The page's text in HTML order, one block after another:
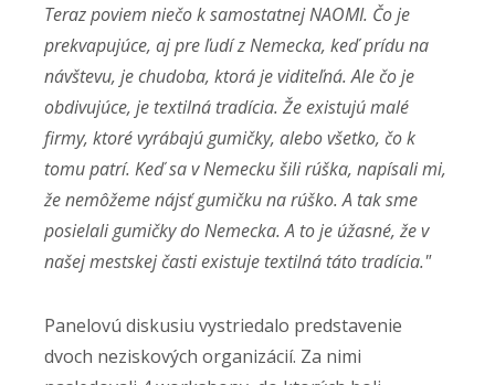
Teraz poviem niečo k samostatnej NAOMI. Čo je
prekvapujúce, aj pre ľudí z Nemecka, keď prídu na
návštevu, je chudoba, ktorá je viditeľná. Ale čo je
obdivujúce, je textilná tradícia. Že existujú malé
firmy, ktoré vyrábajú gumičky, alebo všetko, čo k
tomu patrí. Keď sa v Nemecku šili rúška, napísali mi,
že nemôžeme nájsť gumičku na rúško. A tak sme
posielali gumičky do Nemecka. A to je úžasné, že v
našej mestskej časti existuje textilná táto tradícia."
Panelovú diskusiu vystriedalo predstavenie
dvoch neziskových organizácií. Za nimi